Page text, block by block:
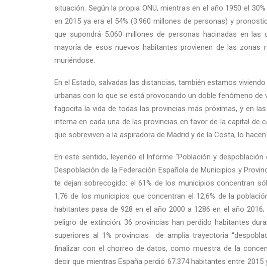
situación. Según la propia ONU, mientras en el año 1950 el
en 2015 ya era el 54% (3.960 millones de personas) y
que supondrá 5.060 millones de personas hacinadas en las
mayoría de esos nuevos habitantes provienen de las zonas
muriéndose.
En el Estado, salvadas las distancias, también estamos
urbanas con lo que se está provocando un doble fenómeno de
fagocita la vida de todas las provincias más próximas, y en
interna en cada una de las provincias en favor de la capital de
que sobreviven a la aspiradora de Madrid y de la Costa, lo
En este sentido, leyendo el Informe “Población y
Despoblación de la Federación Española de Municipios y
te dejan sobrecogido: el 61% de los municipios concentran
1,76 de los municipios que concentran el 12,6% de la
habitantes pasa de 928 en el año 2000 a 1286 en el año
peligro de extinción; 36 provincias han perdido habitantes
superiores al 1% provincias de amplia trayectoria
finalizar con el chorreo de datos, como muestra de la
decir que mientras España perdió 67.374 habitantes entre